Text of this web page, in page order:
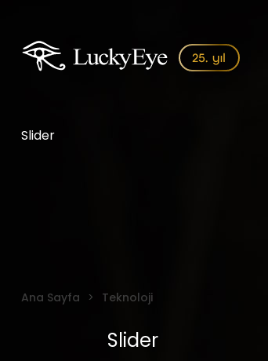
Slider
Ana Sayfa Teknoloji
Slider